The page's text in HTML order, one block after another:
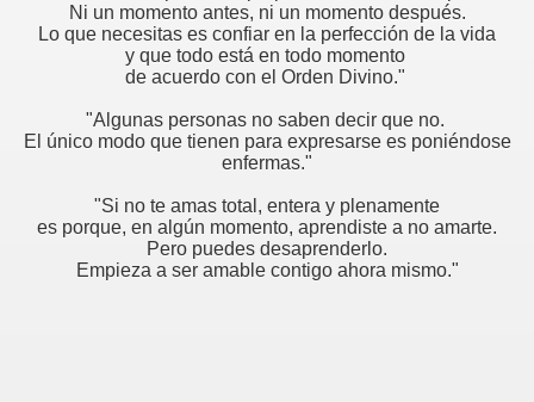
Ni un momento antes, ni un momento después.
Lo que necesitas es confiar en la perfección de la vida
y que todo está en todo momento
de acuerdo con el Orden Divino."
"Algunas personas no saben decir que no.
El único modo que tienen para expresarse es poniéndose
enfermas."
"Si no te amas total, entera y plenamente
es porque, en algún momento, aprendiste a no amarte.
Pero puedes desaprenderlo.
Empieza a ser amable contigo ahora mismo."